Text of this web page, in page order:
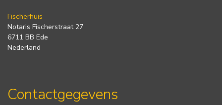
Fischerhuis
Notaris Fischerstraat 27
6711 BB Ede
Nederland
Contactgegevens